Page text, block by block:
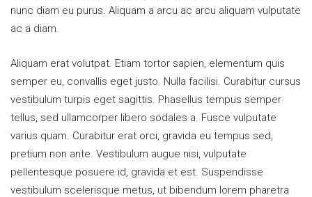
nunc diam eu purus. Aliquam a arcu ac arcu aliquam vulputate
ac a diam.
Aliquam erat volutpat. Etiam tortor sapien, elementum quis
semper eu, convallis eget justo. Nulla facilisi. Curabitur cursus
vestibulum turpis eget sagittis. Phasellus tempus semper
tellus, sed ullamcorper libero sodales a. Fusce vulputate
varius quam. Curabitur erat orci, gravida eu tempus sed,
pretium non ante. Vestibulum augue nisi, vulputate
pellentesque posuere id, gravida et est. Suspendisse
vestibulum scelerisque metus, ut bibendum lorem pharetra